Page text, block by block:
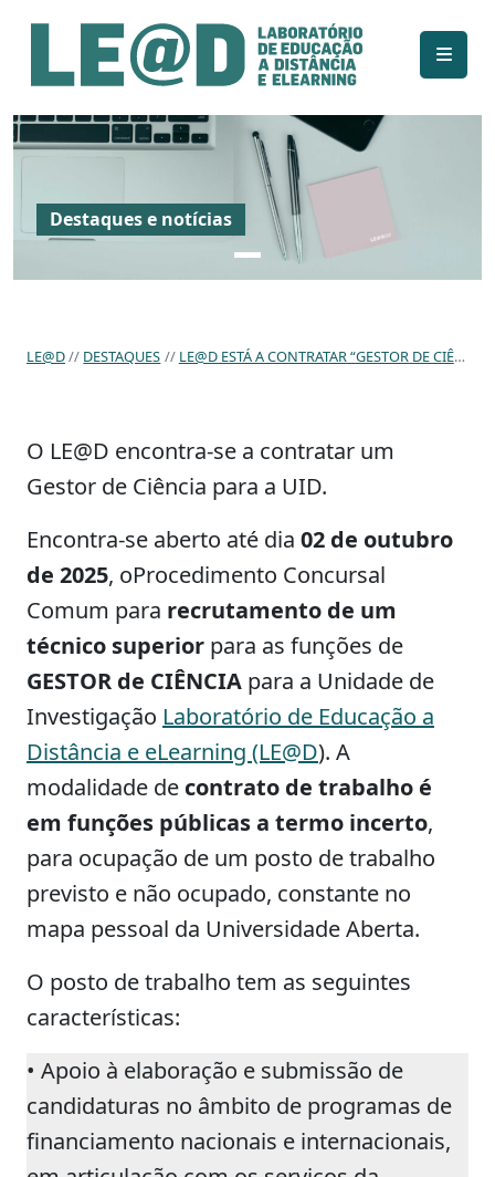
Ir para o conteúdo principal
Informações de acessibilidade
Mapa do site
Destaques e notícias
LE@D DESTAQUES LE@D ESTÁ A CONTRATAR “GESTOR DE CIÊNCIA”
O LE@D encontra-se a contratar um
Gestor de Ciência para a UID.
Encontra-se aberto até dia 02 de outubro
de 2025, oProcedimento Concursal
Comum para recrutamento de um
técnico superior para as funções de
GESTOR de CIÊNCIA para a Unidade de
Investigação Laboratório de Educação a
Distância e eLearning (LE@D). A
modalidade de contrato de trabalho é
em funções públicas a termo incerto,
para ocupação de um posto de trabalho
previsto e não ocupado, constante no
mapa pessoal da Universidade Aberta.
O posto de trabalho tem as seguintes
características:
• Apoio à elaboração e submissão de
candidaturas no âmbito de programas de
financiamento nacionais e internacionais,